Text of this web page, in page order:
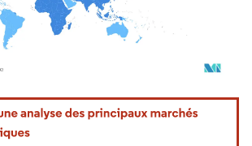
La réutilisation nécessite une attribution sous CC BY